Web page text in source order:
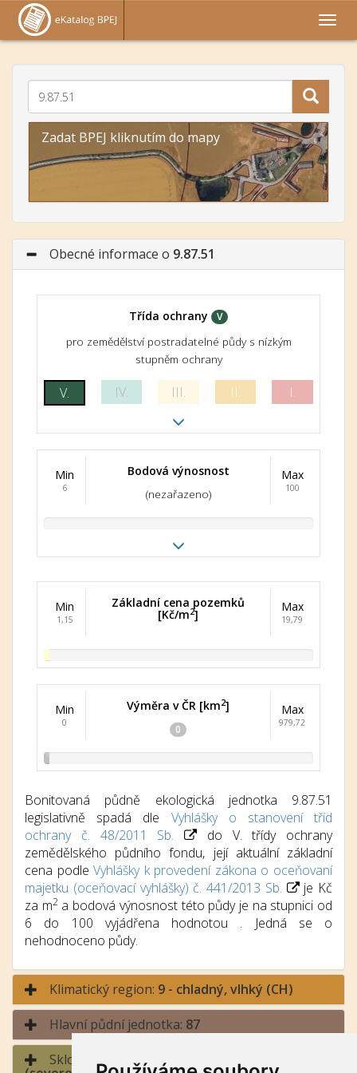
Zadat BPEJ kliknutím do mapy
Obecné informace o 9.87.51
Třída ochrany V
pro zemědělství postradatelné půdy s nízkým
stupněm ochrany
V. IV. III. II. I.
Min
6
Bodová výnosnost
(nezařazeno)
Max
100
Min
1,15
Základní cena pozemků
[Kč/m2]
Max
19,79
Min
0
Výměra v ČR [km2]
0
Max
979,72
Bonitovaná půdně ekologická jednotka 9.87.51
legislativně spadá dle Vyhlášky o stanovení tříd
ochrany č. 48/2011 Sb.
do V. třídy ochrany
zemědělského půdního fondu, její aktuální základní
cena podleVyhlášky k provedení zákona o oceňovaní
majetku (oceňovací vyhlášky) č. 441/2013 Sb.
je Kč
za m2a bodová výnosnost této půdy je na stupnici od
6 do 100 vyjádřena hodnotou . Jedná se o
nehodnoceno půdy.
Klimatický region: 9 - chladný, vlhký (CH)
Hlavní půdní jednotka: 87
Sklonitost a expozice:
5 - střední sklon / sever